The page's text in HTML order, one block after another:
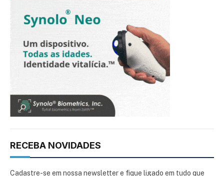
RECEBA NOVIDADES
Cadastre-se em nossa newsletter e fique ligado em tudo que